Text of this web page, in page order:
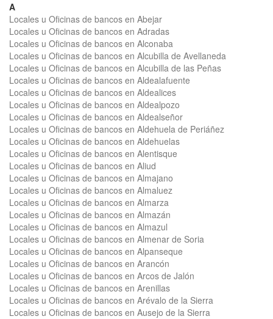
A
Locales u Oficinas de bancos en Abejar
Locales u Oficinas de bancos en Adradas
Locales u Oficinas de bancos en Alconaba
Locales u Oficinas de bancos en Alcubilla de Avellaneda
Locales u Oficinas de bancos en Alcubilla de las Peñas
Locales u Oficinas de bancos en Aldealafuente
Locales u Oficinas de bancos en Aldealices
Locales u Oficinas de bancos en Aldealpozo
Locales u Oficinas de bancos en Aldealseñor
Locales u Oficinas de bancos en Aldehuela de Periáñez
Locales u Oficinas de bancos en Aldehuelas
Locales u Oficinas de bancos en Alentisque
Locales u Oficinas de bancos en Aliud
Locales u Oficinas de bancos en Almajano
Locales u Oficinas de bancos en Almaluez
Locales u Oficinas de bancos en Almarza
Locales u Oficinas de bancos en Almazán
Locales u Oficinas de bancos en Almazul
Locales u Oficinas de bancos en Almenar de Soria
Locales u Oficinas de bancos en Alpanseque
Locales u Oficinas de bancos en Arancón
Locales u Oficinas de bancos en Arcos de Jalón
Locales u Oficinas de bancos en Arenillas
Locales u Oficinas de bancos en Arévalo de la Sierra
Locales u Oficinas de bancos en Ausejo de la Sierra